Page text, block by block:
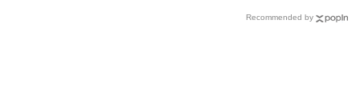
Recommended by